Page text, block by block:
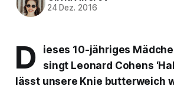
24 Dez. 2016
D
ieses 10-jähriges
singt Leonard Cohens
lässt unsere Knie butterweich